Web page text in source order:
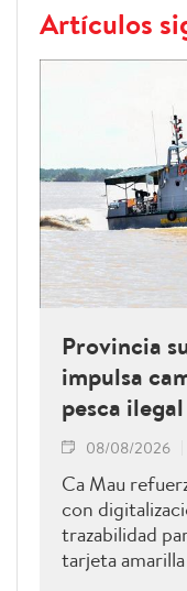
Artículos
Provincia
impulsa
pesca ilegal
08/08/2026
Ca Mau
con
trazabilidad
tarjeta